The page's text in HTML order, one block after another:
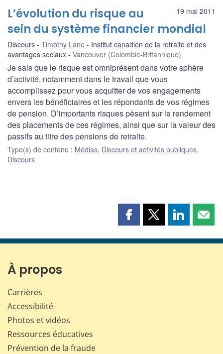
19 mai 2011
L’évolution du risque au
sein du système financier mondial
Discours Timothy Lane
Institut canadien de la retraite et des
avantages sociaux
Vancouver (Colombie-Britannique)
Je sais que le risque est omniprésent dans votre sphère
d’activité, notamment dans le travail que vous
accomplissez pour vous acquitter de vos engagements
envers les bénéficiaires et les répondants de vos régimes
de pension. D’importants risques pèsent sur le rendement
des placements de ces régimes, ainsi que sur la valeur des
passifs au titre des pensions de retraite.
Type(s) de contenu : Médias, Discours et activités publiques,
Discours
Partager
page
Partager
page
Partager
page page
À propos
Carrières
Accessibilité
Photos et vidéos
Ressources éducatives
Prévention de la fraude